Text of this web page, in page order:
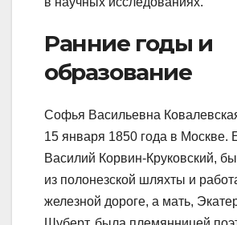
Ранние годы и
образование
Софья Васильевна
15 января 1850 года в Москве.
Василий Корвин-Круковский,
из полонезской шляхты и
железной дороге, а мать,